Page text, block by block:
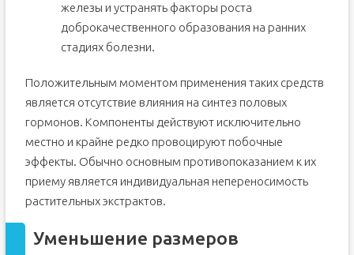
железы и устранять факторы роста
доброкачественного образования на ранних
стадиях болезни.
Положительным моментом применения таких средств
является отсутствие влияния на синтез половых
гормонов. Компоненты действуют исключительно
местно и крайне редко провоцируют побочные
эффекты. Обычно основным противопоказанием к их
приему является индивидуальная непереносимость
растительных экстрактов.
Уменьшение размеров